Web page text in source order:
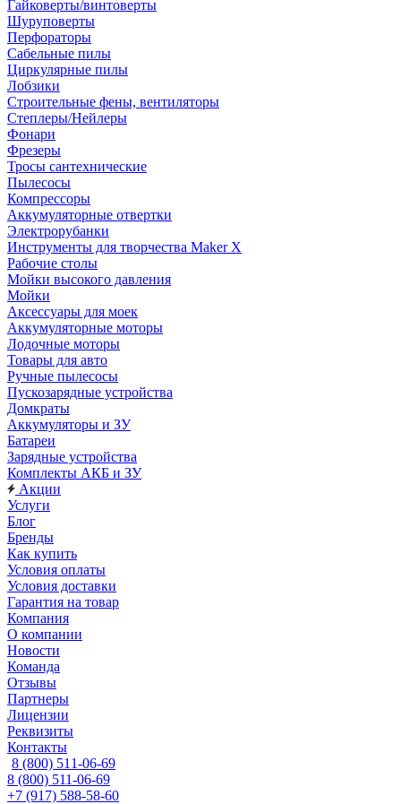
Гайковерты/винтоверты
Шуруповерты
Перфораторы
Сабельные пилы
Циркулярные пилы
Лобзики
Строительные фены, вентиляторы
Степлеры/Нейлеры
Фонари
Фрезеры
Тросы сантехнические
Пылесосы
Компрессоры
Аккумуляторные отвертки
Электрорубанки
Инструменты для творчества Maker X
Рабочие столы
Мойки высокого давления
Мойки
Аксессуары для моек
Аккумуляторные моторы
Лодочные моторы
Товары для авто
Ручные пылесосы
Пускозарядные устройства
Домкраты
Аккумуляторы и ЗУ
Батареи
Зарядные устройства
Комплекты АКБ и ЗУ
Акции
Услуги
Блог
Бренды
Как купить
Условия оплаты
Условия доставки
Гарантия на товар
Компания
О компании
Новости
Команда
Отзывы
Партнеры
Лицензии
Реквизиты
Контакты
8 (800) 511-06-69
8 (800) 511-06-69
+7 (917) 588-58-60